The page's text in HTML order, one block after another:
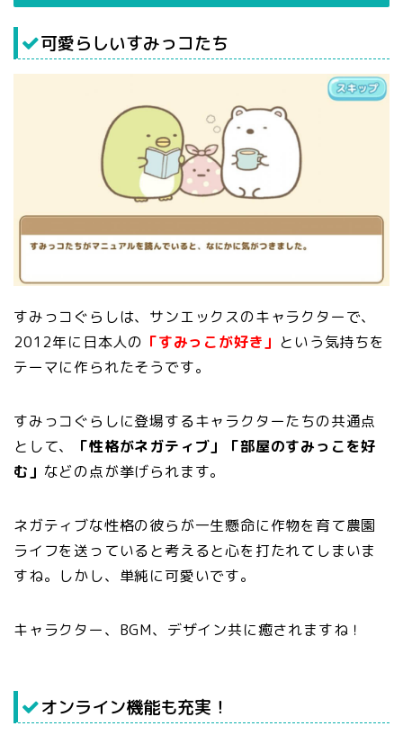
可愛らしいすみっコたち
すみっコぐらしは、サンエックスのキャラクターで、
2012年に日本人の 「すみっこが好き」 という気持ちを
テーマに作られたそうです。
すみっコぐらしに登場するキャラクターたちの共通点
として、
「性格がネガティブ」「部屋のすみっこを好
む」 などの点が挙げられます。
ネガティブな性格の彼らが一生懸命に作物を育て農園
ライフを送っていると考えると心を打たれてしまいま
すね。しかし、単純に可愛いです。
キャラクター、BGM、デザイン共に癒されますね！
オンライン機能も充実！